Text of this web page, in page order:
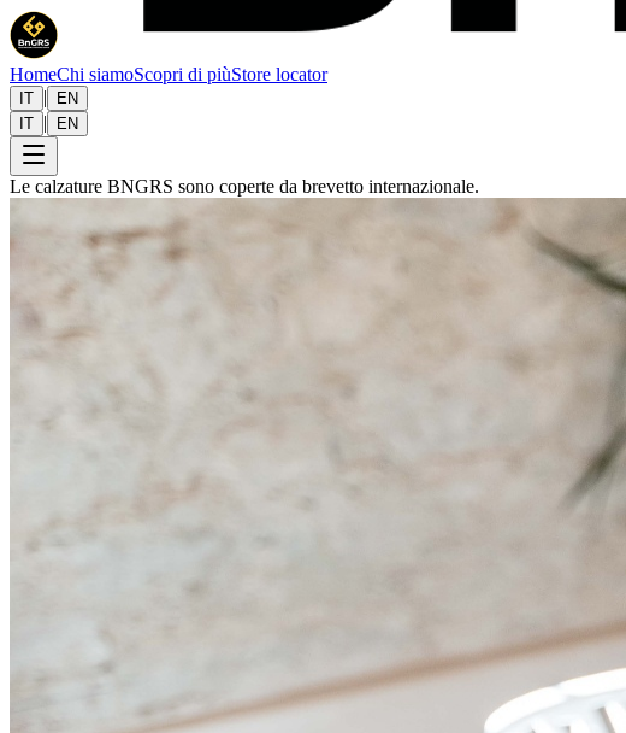
HomeChi siamoScopri di piùStore locator
IT |
EN
IT | EN
Le calzature BNGRS sono coperte da brevetto internazionale.